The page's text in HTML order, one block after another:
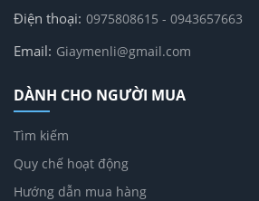
Điện thoại: 0975808615 - 0943657663
Email: Giaymenli@gmail.com
DÀNH CHO NGƯỜI MUA
Tìm kiếm
Quy chế hoạt động
Hướng dẫn mua hàng